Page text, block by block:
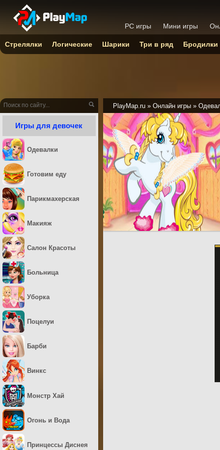
PlayMap.ru » Онлайн игры »
Игры для девочек
Одевалки
Готовим еду
Парикмахерская
Макияж
Салон Красоты
Больница
Уборка
Поцелуи
Барби
Винкс
Монстр Хай
Огонь и Вода
Принцессы Диснея
PC игры Мини игры
Стрелялки Логические Шарики Три в ряд Бродилки